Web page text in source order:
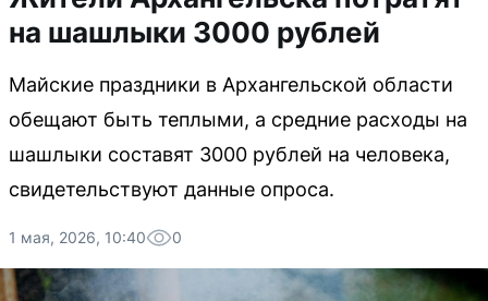
на шашлыки 3000 рублей
Майские праздники в Архангельской области
обещают быть теплыми, а средние расходы на
шашлыки составят 3000 рублей на человека,
свидетельствуют данные опроса.
1 мая, 2026, 10:40 0